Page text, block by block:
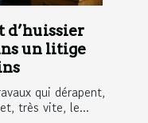
d’huissier
un litige
qui dérapent,
très vite, le...